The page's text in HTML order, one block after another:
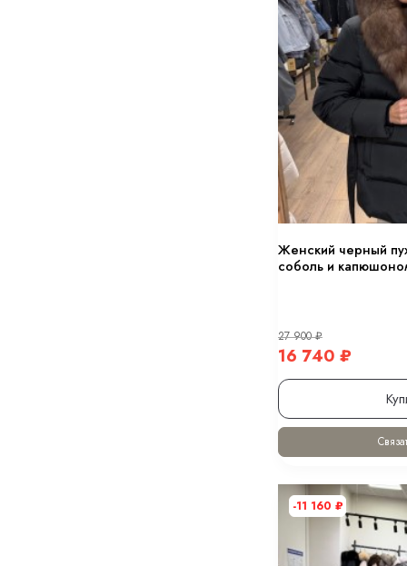
Женский черный
соболь и
27 900₽
16 740 ₽
-11 160 ₽